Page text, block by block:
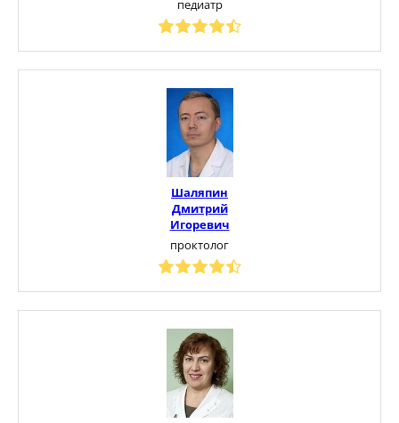
педиатр
Шаляпин
Дмитрий
Игоревич
проктолог